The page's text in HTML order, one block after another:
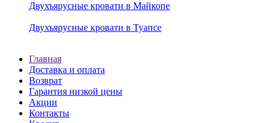
Двухъярусные кровати в Майкопе
Двухъярусные кровати в Туапсе
Главная
Доставка и оплата
Возврат
Гарантия низкой цены
Акции
Контакты